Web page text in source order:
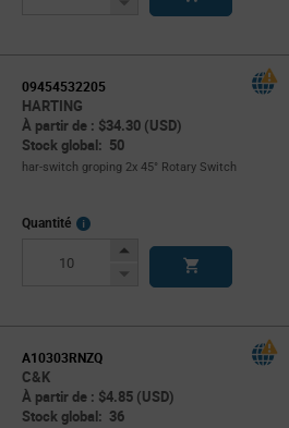
09454532205
HARTING
À partir de : $34.30 (USD)
Stock global: 50
har-switch groping 2x 45° Rotary Switch
Quantité
More
Increase
Decrease
A10303RNZQ
C&K
À partir de : $4.85 (USD)
Stock global: 36